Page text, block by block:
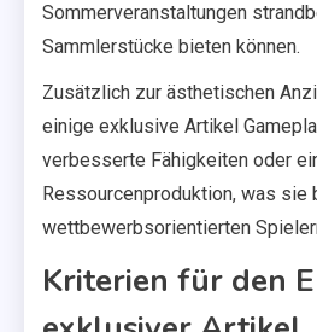
Sommerveranstaltungen
Sammlerstücke bieten können.
Zusätzlich zur ästhetischen
einige exklusive Artikel
verbesserte Fähigkeiten oder
Ressourcenproduktion, was sie
wettbewerbsorientierten
Kriterien für den